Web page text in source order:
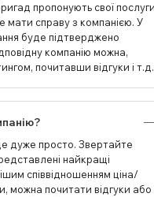
пропонують свої
мати справу з компанією. У
буде підтверджено
компанію можна,
почитавши відгуки і т.д.
дуже просто. Звертайте
найкращі
співвідношенням ціна/
можна почитати відгуки або